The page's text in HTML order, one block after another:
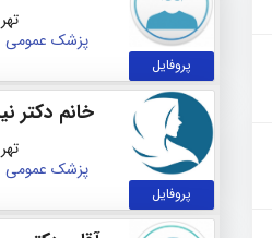
پروفایل
پزشک عمومی
پروفایل
خانم دکتر
پزشک عمومی